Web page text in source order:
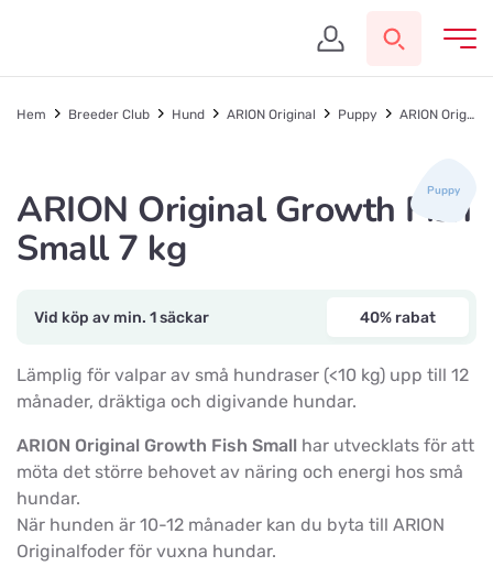
Hem Breeder Club Hund ARION Original Puppy ARION Original Growth Fish Small 7 kg
Puppy
ARION Original Growth Fish
Small 7 kg
Vid köp av min. 1 säckar 40% rabat
Lämplig för valpar av små hundraser (<10 kg) upp till 12
månader, dräktiga och digivande hundar.
ARION Original Growth Fish Small har utvecklats för att
möta det större behovet av näring och energi hos små
hundar.
När hunden är 10-12 månader kan du byta till ARION
Originalfoder för vuxna hundar.